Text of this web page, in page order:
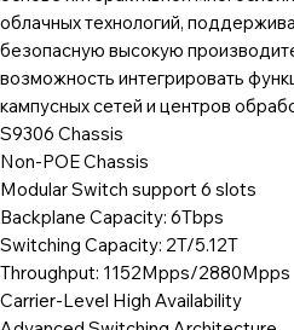
облачных технологий,
безопасную высокую
возможность интегрировать
кампусных сетей и центров
S9306 Chassis
Non-POE Chassis
Modular Switch support 6 slots
Backplane Capacity: 6Tbps
Switching Capacity: 2T/5.12T
Throughput: 1152Mpps/2880Mpps
Carrier-Level High Availability